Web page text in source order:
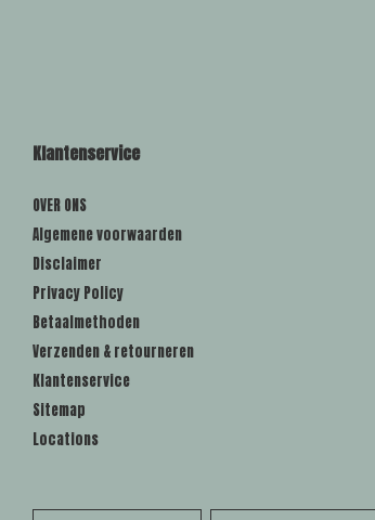
Klantenservice
OVER ONS
Algemene voorwaarden
Disclaimer
Privacy Policy
Betaalmethoden
Verzenden & retourneren
Klantenservice
Sitemap
Locations